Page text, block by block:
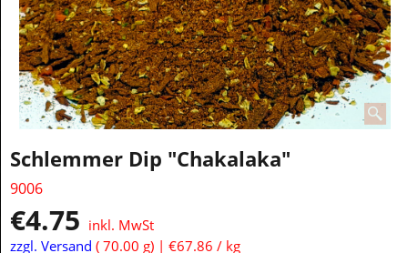
Schlemmer Dip "Chakalaka"
9006
€4.75 inkl. MwSt
zzgl. Versand
70.00 g €67.86 / kg